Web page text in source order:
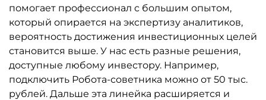
помогает профессионал с большим опытом,
который опирается на экспертизу аналитиков,
вероятность достижения инвестиционных целей
становится выше. У нас есть разные решения,
доступные любому инвестору. Например,
подключить Робота-советника можно от 50 тыс.
рублей. Дальше эта линейка расширяется и